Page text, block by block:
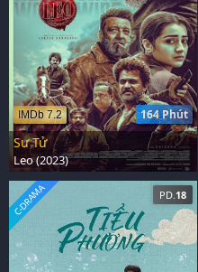
164 Phút
IMDb 7.2
Sư Tử
Leo (2023)
PD.18
C-DRAMA